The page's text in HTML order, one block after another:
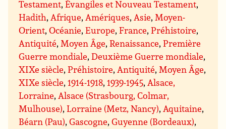
Testament,Évangiles et Nouveau Testament,
Hadith, Afrique, Amériques, Asie, Moyen-
Orient,Océanie,Europe,France,Préhistoire,
Antiquité, Moyen Âge,Renaissance,Première
Guerre mondiale,Deuxième Guerre mondiale,
XIXe siècle,Préhistoire, Antiquité, Moyen Âge,
XIXe siècle,1914-1918,1939-1945, Alsace,
Lorraine, Alsace (Strasbourg, Colmar,
Mulhouse),Lorraine (Metz, Nancy), Aquitaine,
Béarn (Pau),Gascogne,Guyenne (Bordeaux),